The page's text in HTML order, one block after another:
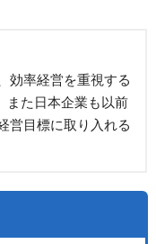
効率経営を重視する
また日本企業も以前
営目標に取り入れる